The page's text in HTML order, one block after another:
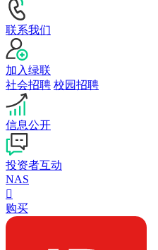
联系我们
加入绿联
社会招聘 校园招聘
信息公开
投资者互动
NAS

购买